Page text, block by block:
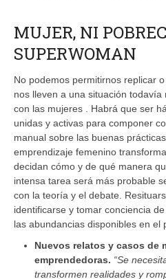
MUJER, NI
SUPERWOMAN
No podemos permitirnos replicar
nos lleven a una situación
con las mujeres . Habrá que ser
unidas y activas para componer
manual sobre las buenas
emprendizaje femenino
decidan cómo y de qué manera
intensa tarea será más probable
con la teoría y el debate.
identificarse y tomar conciencia
las abundancias disponibles en el
Nuevos relatos y casos de
emprendedoras. “Se
transformen realidades y